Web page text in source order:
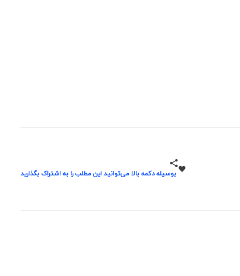
بوسیله دکمه بالا می‌توانید این مطلب را به اشتراک بگذارید